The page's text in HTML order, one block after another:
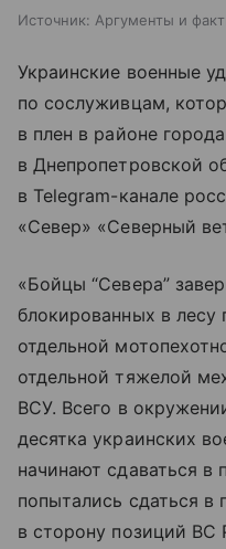
Источник: Аргументы и
Украинские военные
по сослуживцам,
в плен в районе
в Днепропетровской
в Telegram-канале
«Север» «Северный
«Бойцы “Севера”
блокированных в лесу
отдельной
отдельной тяжелой
ВСУ. Всего в
десятка украинских
начинают сдаваться в
попытались сдаться в
в сторону позиций